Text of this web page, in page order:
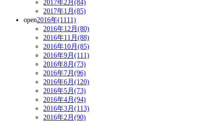
2017年2月(84)
2017年1月(85)
open2016年(1111)
2016年12月(80)
2016年11月(88)
2016年10月(85)
2016年9月(111)
2016年8月(73)
2016年7月(96)
2016年6月(120)
2016年5月(73)
2016年4月(94)
2016年3月(113)
2016年2月(90)